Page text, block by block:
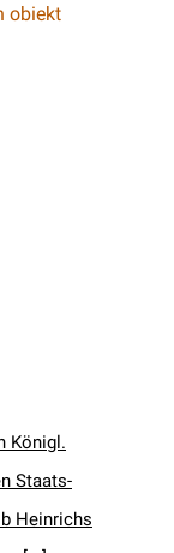
obiekt
Königl.
Staats-
Heinrichs